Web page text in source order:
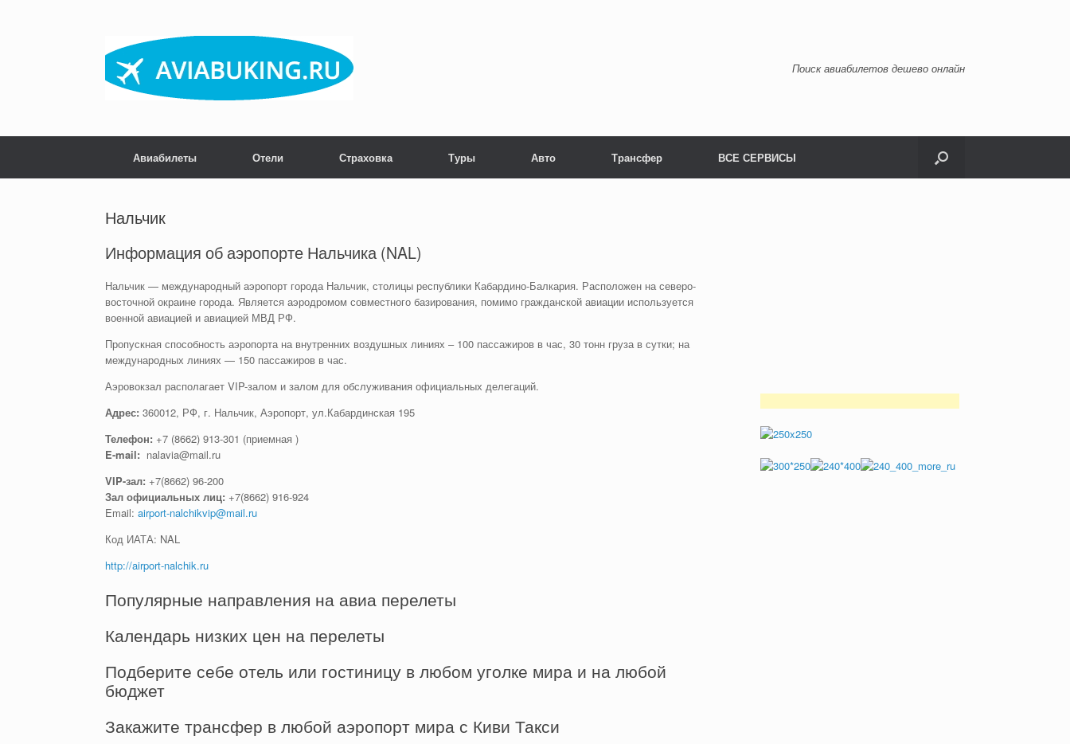
Поиск авиабилетов дешево онлайн
Авиабилеты Отели Страховка Туры Авто Трансфер ВСЕ СЕРВИСЫ
Нальчик
Информация об аэропорте Нальчика (NAL)
​Нальчик — международный аэропорт города Нальчик, столицы республики Кабардино-Балкария. Расположен на северо-
восточной окраине города. Является аэродромом совместного базирования, помимо гражданской авиации используется
военной авиацией и авиацией МВД РФ.
Пропускная способность аэропорта на внутренних воздушных линиях – 100 пассажиров в час, 30 тонн груза в сутки; на
международных линиях — 150 пассажиров в час.
Аэровокзал располагает VIP-залом и залом для обслуживания официальных делегаций.
Адрес: 360012, РФ, г. Нальчик, Аэропорт, ул.Кабардинская 195
Телефон: +7 (8662) 913-301 (приемная )
E-mail: nalavia@mail.ru
VIP-зал: +7(8662) 96-200
Зал официальных лиц: +7(8662) 916-924
Email: airport-nalchikvip@mail.ru
Код ИАТА: NAL
http://airport-nalchik.ru
Популярные направления на авиа перелеты
Календарь низких цен на перелеты
Подберите себе отель или гостиницу в любом уголке мира и на любой
бюджет
Закажите трансфер в любой аэропорт мира с Киви Такси